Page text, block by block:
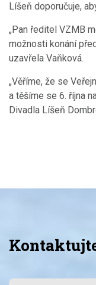
Líšeň doporučuje,
„Pan ředitel VZMB
možnosti konání
uzavřela Vaňková.
„Věříme, že se
a těšíme se 6. října
Divadla Líšeň